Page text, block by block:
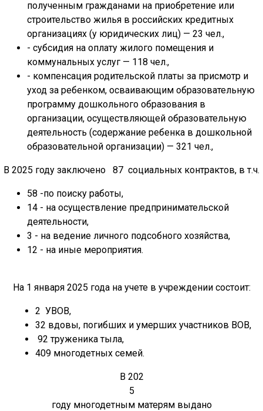
полученным гражданами на приобретение или
строительство жилья в российских кредитных
организациях (у юридических лиц) — 23 чел.,
- субсидия на оплату жилого помещения и
коммунальных услуг — 118 чел.,
- компенсация родительской платы за присмотр и
уход за ребенком, осваивающим образовательную
программу дошкольного образования в
организации, осуществляющей образовательную
деятельность (содержание ребенка в дошкольной
образовательной организации) — 321 чел.,
В 2025 году заключено 87 социальных контрактов, в т.ч.
58 -по поиску работы,
14 - на осуществление предпринимательской
деятельности,
3 - на ведение личного подсобного хозяйства,
12 - на иные мероприятия.
На 1 января 2025 года на учете в учреждении состоит:
2 УВОВ,
32 вдовы, погибших и умерших участников ВОВ,
92 труженика тыла,
409 многодетных семей.
В 202
5
году многодетным матерям выдано